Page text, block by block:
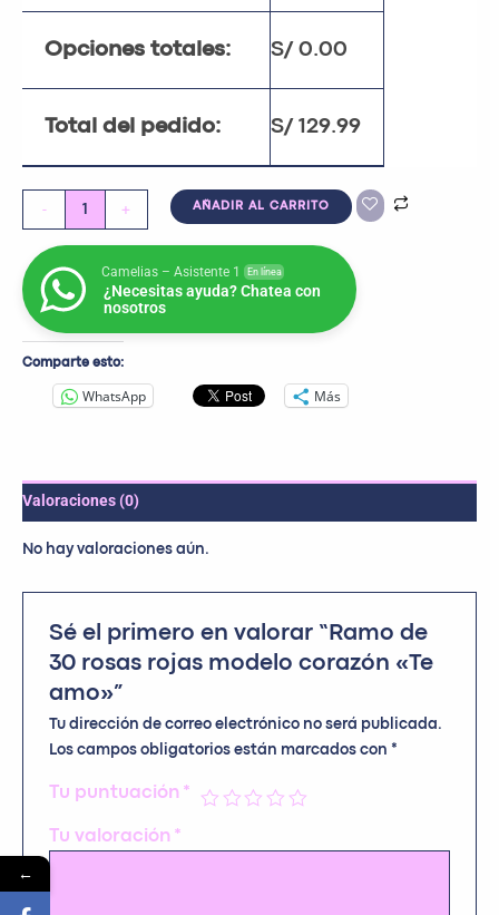
Opciones totales: S/ 0.00
Total del pedido: S/ 129.99
- + AÑADIR AL CARRITO
Camelias – Asistente 1 En línea
¿Necesitas ayuda? Chatea con
nosotros
Comparte esto:
WhatsApp Más
Valoraciones (0)
No hay valoraciones aún.
Sé el primero en valorar “Ramo de
30 rosas rojas modelo corazón «Te
amo»”
Tu dirección de correo electrónico no será publicada.
Los campos obligatorios están marcados con *
Tu puntuación *
Tu valoración *
←